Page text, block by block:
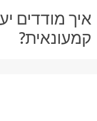
איך מודדים
קמעונאית?